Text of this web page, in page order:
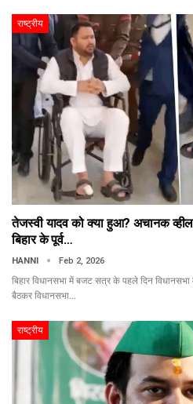
राष्ट्रीय
तेजस्वी यादव को क्या हुआ? अचानक
बिहार के पूर्व…
HANNI Feb 2, 2026
बिहार विधानसभा में बजट सत्र के पहले दिन विधानसभा
बैठकर विधानसभा…
राष्ट्रीय